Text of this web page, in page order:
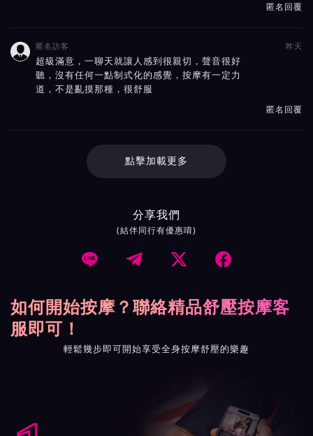
匿名回覆
 匿名訪客 昨天
超級滿意，一聊天就讓人感到很親切，聲音很好
聽，沒有任何一點制式化的感覺，按摩有一定力
道，不是亂摸那種，很舒服
匿名回覆
點擊加載更多
分享我們
(結伴同行有優惠唷)
   
如何開始按摩？聯絡精品舒壓按摩客
服即可！
輕鬆幾步即可開始享受全身按摩舒壓的樂趣